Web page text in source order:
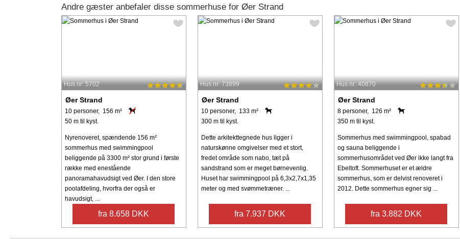
Andre gæster anbefaler disse sommerhuse for Øer Strand
Hus nr: 5702
Øer Strand
10 personer, 156 m²
50 m til kyst.
Nyrenoveret, spændende 156 m²
sommerhus med swimmingpool
beliggende på 3300 m² stor grund i første
række med enestående
panoramahavudsigt ved Øer. I den store
poolafdeling, hvorfra der også er
havudsigt, ...
fra 8.658 DKK
Hus nr: 73899
Øer Strand
10 personer, 133 m²
300 m til kyst.
Dette arkitekttegnede hus ligger i
naturskønne omgivelser med et stort,
fredet område som nabo, tæt på
sandstrand som er meget børnevenlig.
Huset har swimmingpool på 6,3x2,7x1,35
meter og med svømmetræner. ...
fra 7.937 DKK
Hus nr: 40870
Øer Strand
8 personer, 126 m²
350 m til kyst.
Sommerhus med swimmingpool, spabad
og sauna beliggende i
sommerhusområdet ved Øer ikke langt fra
Ebeltoft. Sommerhuset er et ældre
sommerhus, som er delvist renoveret i
2012. Dette sommerhus egner sig ...
fra 3.882 DKK